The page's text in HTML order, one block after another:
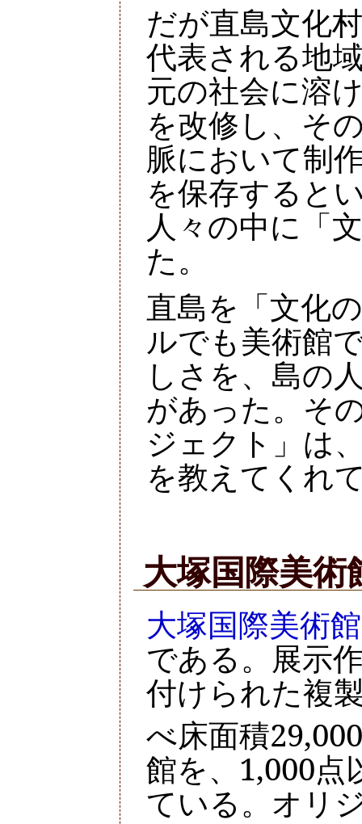
だが直島文化
代表される地
元の社会に溶
を改修し、そ
脈において制
を保存すると
人々の中に「
た。
直島を「文化
ルでも美術館
しさを、島の
があった。そ
ジェクト」は
を教えてくれ
大塚国際美術
大塚国際美術館
である。展示
付けられた複
べ床面積
館を、1,000点
ている。オリ